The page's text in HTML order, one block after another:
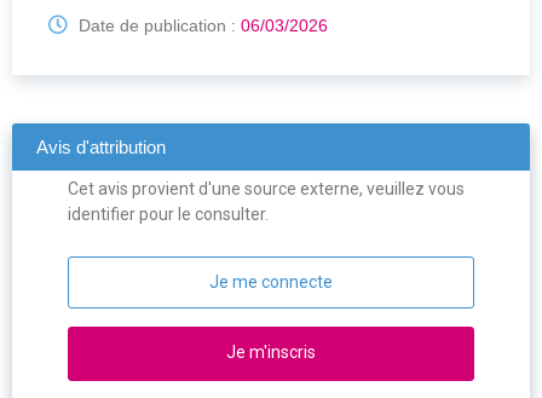
Date de publication : 06/03/2026
Avis d'attribution
Cet avis provient d'une source externe, veuillez vous
identifier pour le consulter.
Je me connecte
Je m'inscris